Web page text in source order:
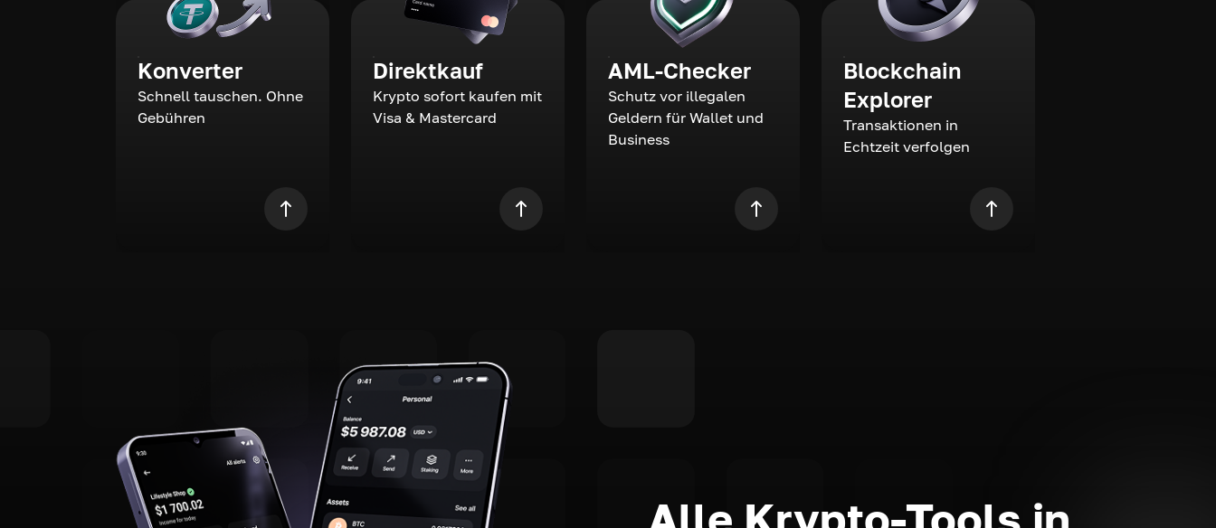
Konverter
Schnell tauschen. Ohne
Gebühren
Direktkauf
Krypto sofort kaufen mit
Visa & Mastercard
AML-Checker
Schutz vor illegalen
Geldern für Wallet und
Business
Blockchain
Explorer
Transaktionen in
Echtzeit verfolgen